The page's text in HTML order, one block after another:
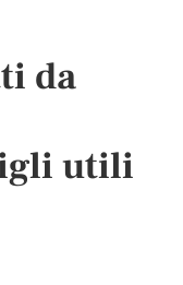
da
utili